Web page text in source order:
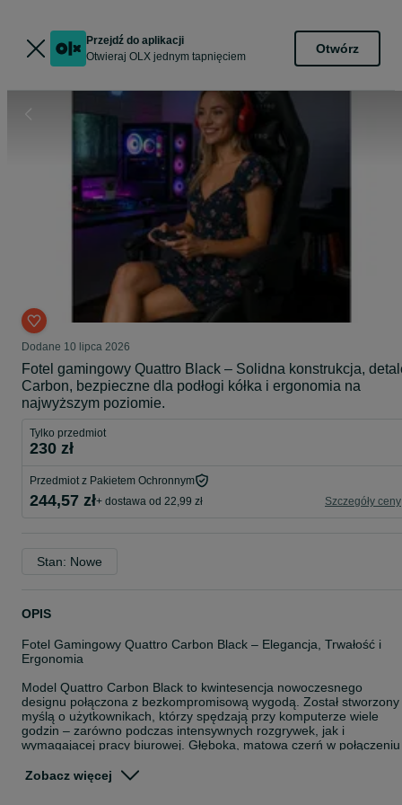
Przejdź do aplikacji
Otwieraj OLX jednym tapnięciem
Otwórz
Dodane 10 lipca 2026
Fotel gamingowy Quattro Black – Solidna konstrukcja,
Carbon, bezpieczne dla podłogi kółka i ergonomia na
najwyższym poziomie.
Tylko przedmiot
230 zł
Przedmiot z Pakietem Ochronnym
244,57 zł+ dostawa od 22,99 zł Szczegóły ceny
Stan: Nowe
OPIS
Fotel Gamingowy Quattro Carbon Black – Elegancja, Trwałość i
Ergonomia
Model Quattro Carbon Black to kwintesencja nowoczesnego
designu połączona z bezkompromisową wygodą. Został stworzony
myślą o użytkownikach, którzy spędzają przy komputerze wiele
godzin – zarówno podczas intensywnych rozgrywek, jak i
wymagającej pracy biurowej. Głęboka, matowa czerń w połączeniu
prestiżowy wygląd.
Zobacz więcej